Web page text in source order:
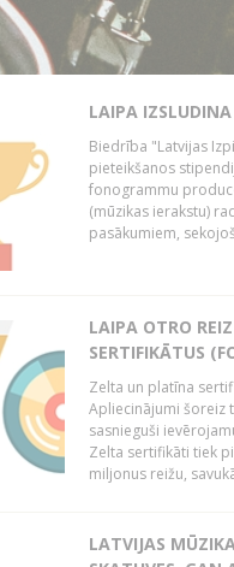
LAIPA
Biedrība "Latvijas
pieteikšanos
fonogrammu
(mūzikas ierakstu)
pasākumiem,
LAIPA OTRO
SERTIFIKĀTUS
Zelta un platīna
Apliecinājumi šoreiz
sasnieguši
Zelta sertifikāti tiek
miljonus reižu,
LATVIJAS